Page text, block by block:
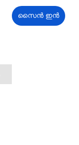
സൈൻ ഇൻ